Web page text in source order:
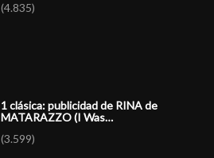
(4.835)
1 clásica: publicidad de RINA de
MATARAZZO (I Was…
(3.599)